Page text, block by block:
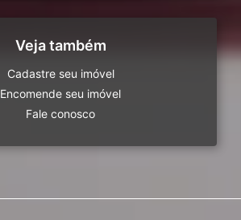
Veja também
Cadastre seu imóvel
Encomende seu imóvel
Fale conosco